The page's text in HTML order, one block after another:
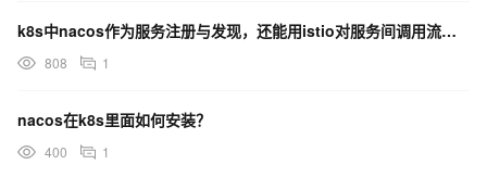
k8s中nacos作为服务注册与发现，还能用istio对服务间调用流控吗？
808 1
nacos在k8s里面如何安装？
400 1